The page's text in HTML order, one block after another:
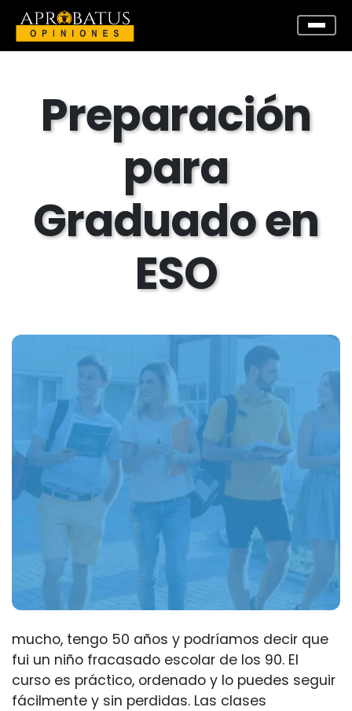
Preparación
para
Graduado en
ESO
mucho, tengo 50 años y podríamos decir que
fui un niño fracasado escolar de los 90. El
curso es práctico, ordenado y lo puedes seguir
fácilmente y sin perdidas. Las clases